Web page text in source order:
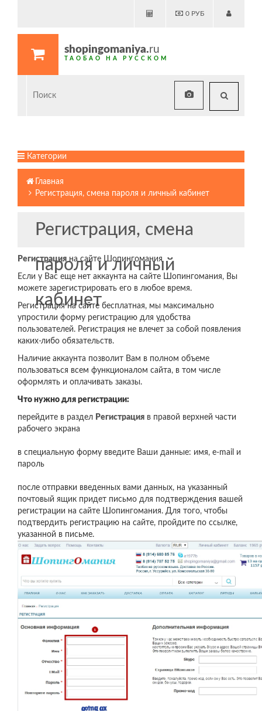
0 РУБ
shopingomaniya.ru
ТАОБАО НА РУССКОМ
Категории
Главная
Регистрация, смена пароля и личный кабинет
Регистрация, смена
пароля и личный
кабинет
Регистрацияна сайте Шопингомания
Если у Вас еще нет аккаунта на сайте Шопингомания, Вы
можете зарегистрировать его в любое время.
Регистрация на сайте бесплатная, мы максимально
упростили форму регистрацию для удобства
пользователей. Регистрация не влечет за собой появления
каких-либо обязательств.
Наличие аккаунта позволит Вам в полном объеме
пользоваться всем функционалом сайта, в том числе
оформлять и оплачивать заказы.
Что нужно для регистрации:
перейдите в раздел Регистрация в правой верхней части
рабочего экрана
в специальную форму введите Ваши данные: имя, e-mail и
пароль
после отправки введенных вами данных, на указанный
почтовый ящик придет письмо для подтверждения вашей
регистрации на сайте Шопингомания. Для того, чтобы
подтвердить регистрацию на сайте, пройдите по ссылке,
указанной в письме.